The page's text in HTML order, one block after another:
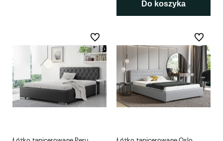
Do koszyka
Do ulubionych Do